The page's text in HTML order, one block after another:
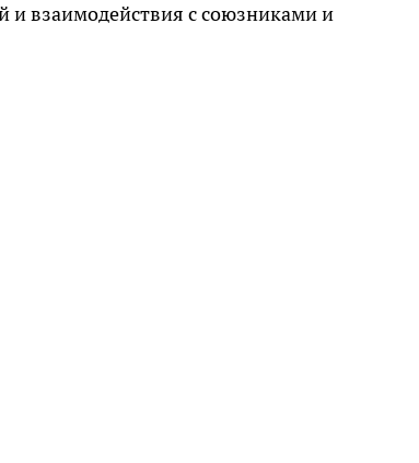
и взаимодействия с союзниками и